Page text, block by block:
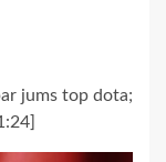
jums top dota;